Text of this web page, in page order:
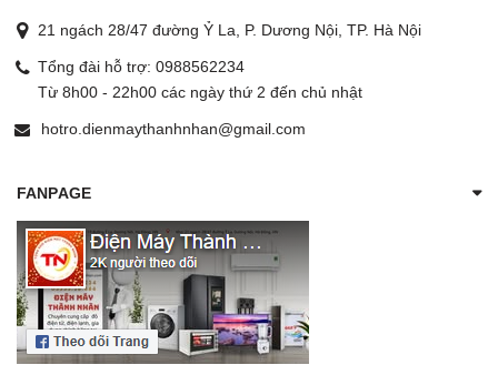
21 ngách 28/47 đường Ỷ La, P. Dương Nội, TP. Hà Nội
Tổng đài hỗ trợ: 0988562234
Từ 8h00 - 22h00 các ngày thứ 2 đến chủ nhật
hotro.dienmaythanhnhan@gmail.com
FANPAGE